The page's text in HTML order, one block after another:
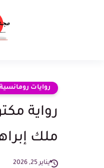
روايات رومانسية
ملك
يناير 25, 2026